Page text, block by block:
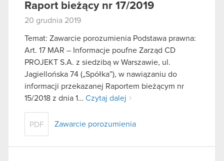
Raport bieżący nr 17/2019
20 grudnia 2019
Temat: Zawarcie porozumienia Podstawa prawna:
Art. 17 MAR – Informacje poufne Zarząd CD
PROJEKT S.A. z siedzibą w Warszawie, ul.
Jagiellońska 74 („Spółka”), w nawiązaniu do
informacji przekazanej Raportem bieżącym nr
15/2018 z dnia 1… Czytaj dalej
PDF Zawarcie porozumienia